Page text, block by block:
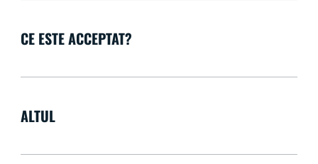
CE ESTE ACCEPTAT?
ALTUL